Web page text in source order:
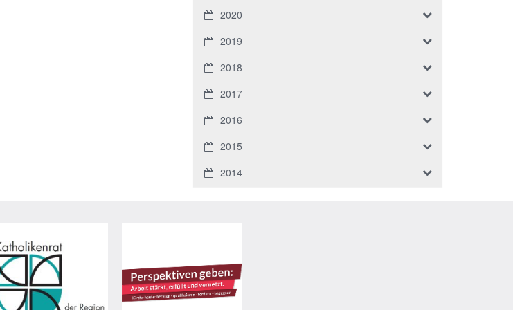
2020
2019
2018
2017
2016
2015
2014